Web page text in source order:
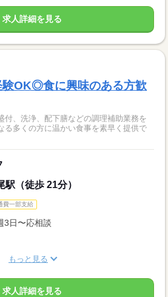
求人詳細を見る
験OK◎食に興味のある方歓
付、洗浄、配下膳などの調理補助業務を
る多くの方に温かい食事を素早く提供で
（徒歩 21分）
費一部支給
日〜応相談
もっと見る
求人詳細を見る